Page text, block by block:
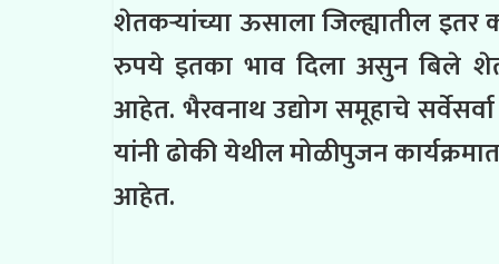
शेतकऱ्यांच्या ऊसाला जिल्ह्यातील इतर
रुपये इतका भाव दिला असुन बिले
आहेत. भैरवनाथ उद्योग समूहाचे
यांनी ढोकी येथील मोळीपुजन
आहेत.